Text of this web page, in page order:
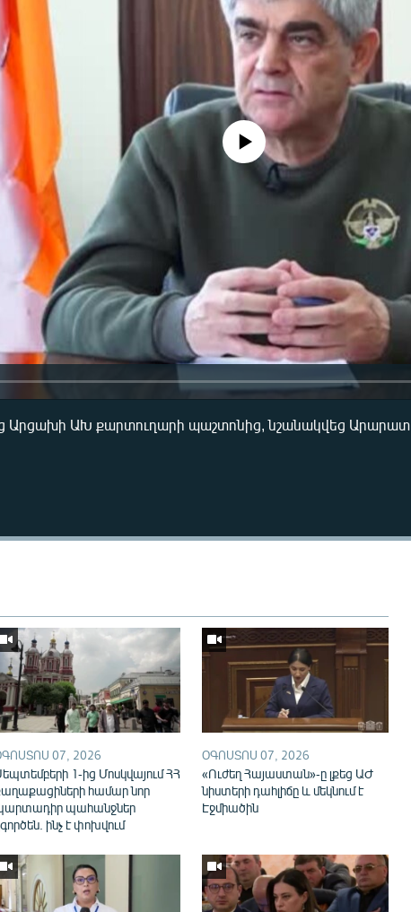
240p
720p 1080p
No media source currently available
Արցախի ԱԽ քարտուղարի պաշտոնից, նշանակվեց Արարատ
07, 2026
1-ից Մոսկվայում ՀՀ
համար նոր
պահանջներ
ինչ է փոխվում
ՕԳՈՍՏՈՍ 07, 2026
«Ուժեղ Հայաստան»-ը լքեց ԱԺ
նիստերի դահլիճը և մեկնում է
Էջմիածին